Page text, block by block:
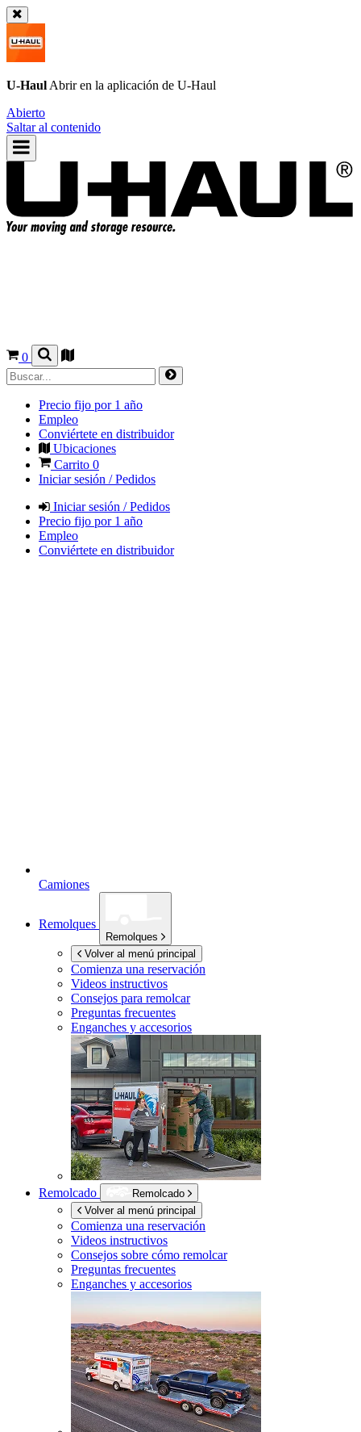
U-Haul Abrir en la aplicación de U-Haul
Abierto
Saltar al contenido
0
Precio fijo por 1 año
Empleo
Conviértete en distribuidor
Ubicaciones
Carrito 0
Iniciar sesión / Pedidos
Iniciar sesión / Pedidos
Precio fijo por 1 año
Empleo
Conviértete en distribuidor
Camiones
Remolques
Remolques
Volver al menú principal
Comienza una reservación
Videos instructivos
Consejos para remolcar
Preguntas frecuentes
Enganches y accesorios
Remolcado
Remolcado
Volver al menú principal
Comienza una reservación
Videos instructivos
Consejos sobre cómo remolcar
Preguntas frecuentes
Enganches y accesorios